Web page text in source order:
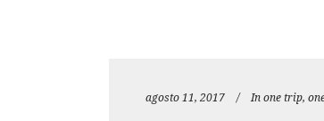
agosto 11, 2017 Inone trip,